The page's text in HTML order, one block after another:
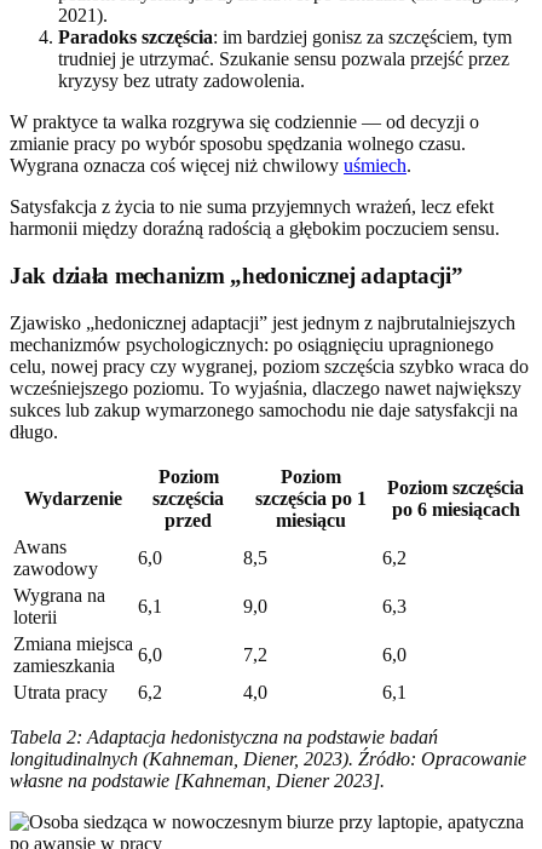
2021).
Paradoks szczęścia: im bardziej gonisz za szczęściem, tym
trudniej je utrzymać. Szukanie sensu pozwala przejść przez
kryzysy bez utraty zadowolenia.
W praktyce ta walka rozgrywa się codziennie — od decyzji o
zmianie pracy po wybór sposobu spędzania wolnego czasu.
Wygrana oznacza coś więcej niż chwilowy uśmiech.
Satysfakcja z życia to nie suma przyjemnych wrażeń, lecz efekt
harmonii między doraźną radością a głębokim poczuciem sensu.
Jak działa mechanizm „hedonicznej adaptacji”
Zjawisko „hedonicznej adaptacji” jest jednym z najbrutalniejszych
mechanizmów psychologicznych: po osiągnięciu upragnionego
celu, nowej pracy czy wygranej, poziom szczęścia szybko wraca do
wcześniejszego poziomu. To wyjaśnia, dlaczego nawet największy
sukces lub zakup wymarzonego samochodu nie daje satysfakcji na
długo.
Wydarzenie
Poziom
szczęścia
przed
Poziom
szczęścia po 1
miesiącu
Poziom szczęścia
po 6 miesiącach
Awans
zawodowy
6,0 8,5
6,2
Wygrana na
loterii
6,1 9,0
6,3
Zmiana miejsca
zamieszkania
6,0 7,2
6,0
Utrata pracy
6,2 4,0 6,1
Tabela 2: Adaptacja hedonistyczna na podstawie badań
longitudinalnych (Kahneman, Diener, 2023). Źródło: Opracowanie
własne na podstawie [Kahneman, Diener 2023].